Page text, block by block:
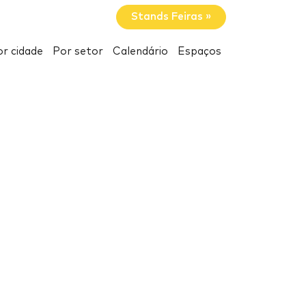
Stands Feiras »
cidade Por setor Calendário Espaços